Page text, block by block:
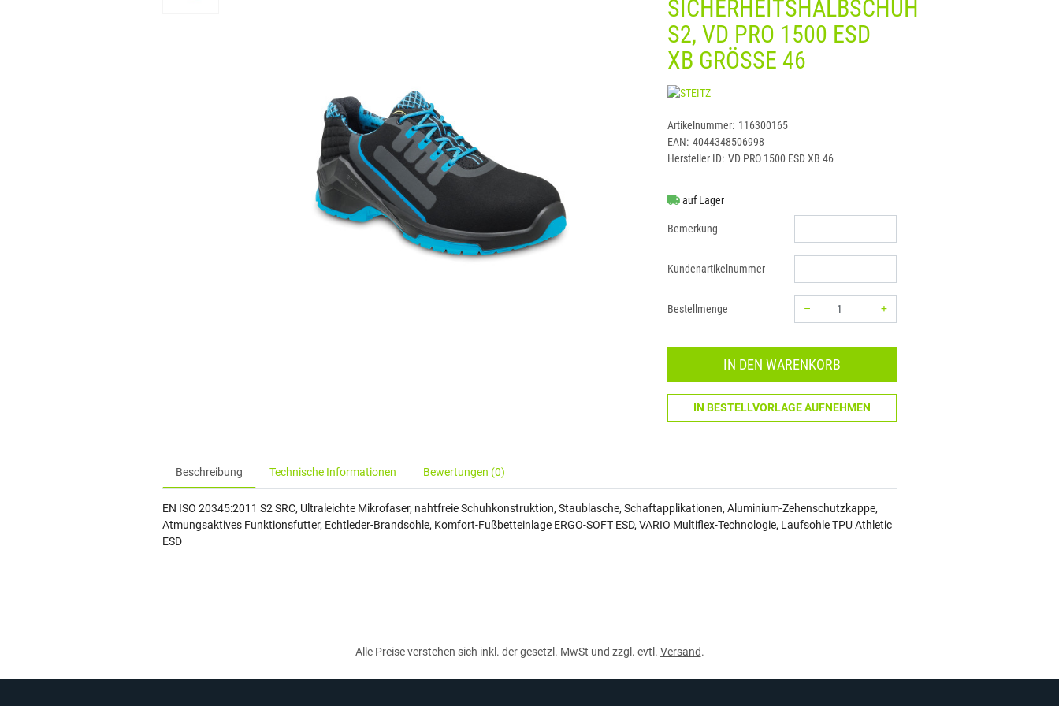
SICHERHEITSHALBSCHUH
S2, VD PRO 1500 ESD
XB GRÖSSE 46
STEITZ
Artikelnummer: 116300165
EAN: 4044348506998
Hersteller ID: VD PRO 1500 ESD XB 46
auf Lager
Bemerkung
Kundenartikelnummer
Bestellmenge –
+
IN DEN WARENKORB
IN BESTELLVORLAGE AUFNEHMEN
Beschreibung Technische Informationen Bewertungen (0)
EN ISO 20345:2011 S2 SRC, Ultraleichte Mikrofaser, nahtfreie Schuhkonstruktion, Staublasche, Schaftapplikationen, Aluminium-Zehenschutzkappe,
Atmungsaktives Funktionsfutter, Echtleder-Brandsohle, Komfort-Fußbetteinlage ERGO-SOFT ESD, VARIO Multiflex-Technologie, Laufsohle TPU Athletic
ESD
Alle Preise verstehen sich inkl. der gesetzl. MwSt und zzgl. evtl. Versand.